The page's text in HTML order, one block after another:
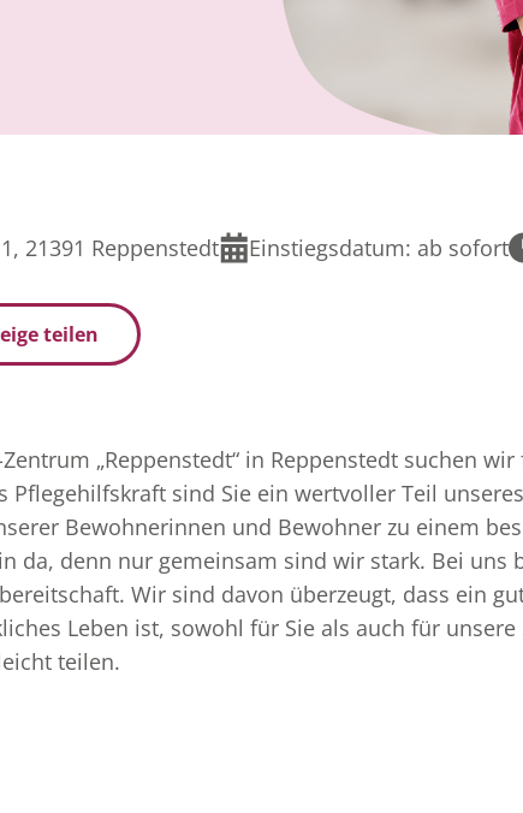
21391 Reppenstedt Einstiegsdatum: ab sofort
teilen
„Reppenstedt“ in Reppenstedt suchen
Pflegehilfskraft sind Sie ein wertvoller Teil
Bewohnerinnen und Bewohner zu einem
da, denn nur gemeinsam sind wir stark. Bei uns
Wir sind davon überzeugt, dass ein
Leben ist, sowohl für Sie als auch für
teilen.